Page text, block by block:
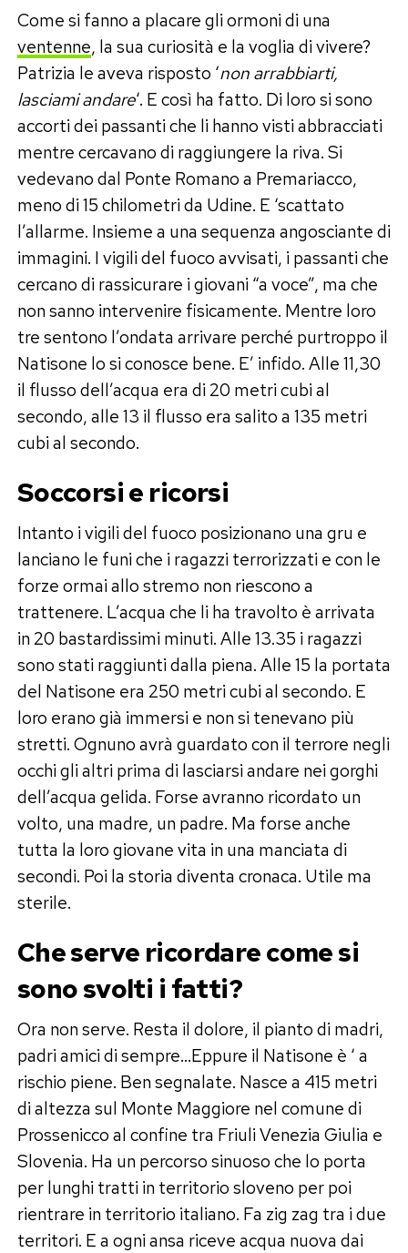
Come si fanno a placare gli ormoni di una
ventenne, la sua curiosità e la voglia di vivere?
Patrizia le aveva risposto ‘non arrabbiarti,
lasciami andare‘. E così ha fatto. Di loro si sono
accorti dei passanti che li hanno visti abbracciati
mentre cercavano di raggiungere la riva. Si
vedevano dal Ponte Romano a Premariacco,
meno di 15 chilometri da Udine. E ‘scattato
l’allarme. Insieme a una sequenza angosciante di
immagini. I vigili del fuoco avvisati, i passanti che
cercano di rassicurare i giovani “a voce”, ma che
non sanno intervenire fisicamente. Mentre loro
tre sentono l’ondata arrivare perché purtroppo il
Natisone lo si conosce bene. E’ infido. Alle 11,30
il flusso dell’acqua era di 20 metri cubi al
secondo, alle 13 il flusso era salito a 135 metri
cubi al secondo.
Soccorsi e ricorsi
Intanto i vigili del fuoco posizionano una gru e
lanciano le funi che i ragazzi terrorizzati e con le
forze ormai allo stremo non riescono a
trattenere. L’acqua che li ha travolto è arrivata
in 20 bastardissimi minuti. Alle 13.35 i ragazzi
sono stati raggiunti dalla piena. Alle 15 la portata
del Natisone era 250 metri cubi al secondo. E
loro erano già immersi e non si tenevano più
stretti. Ognuno avrà guardato con il terrore negli
occhi gli altri prima di lasciarsi andare nei gorghi
dell’acqua gelida. Forse avranno ricordato un
volto, una madre, un padre. Ma forse anche
tutta la loro giovane vita in una manciata di
secondi. Poi la storia diventa cronaca. Utile ma
sterile.
Che serve ricordare come si
sono svolti i fatti?
Ora non serve. Resta il dolore, il pianto di madri,
padri amici di sempre…Eppure il Natisone è ‘ a
rischio piene. Ben segnalate. Nasce a 415 metri
di altezza sul Monte Maggiore nel comune di
Prossenicco al confine tra Friuli Venezia Giulia e
Slovenia. Ha un percorso sinuoso che lo porta
per lunghi tratti in territorio sloveno per poi
rientrare in territorio italiano. Fa zig zag tra i due
territori. E a ogni ansa riceve acqua nuova dai